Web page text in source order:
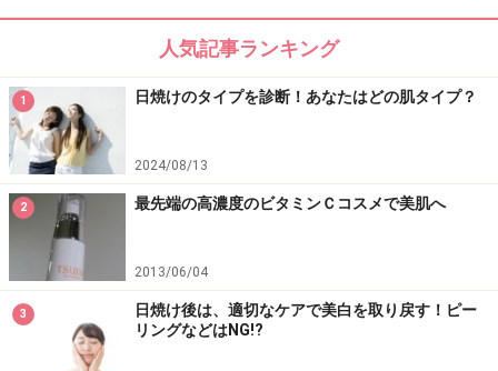
人気記事ランキング
1 日焼けのタイプを診断！あなたはどの肌タイプ？
2024/08/13
2 最先端の高濃度のビタミンＣコスメで美肌へ
2013/06/04
3
日焼け後は、適切なケアで美白を取り戻す！ピー
リングなどはNG!?